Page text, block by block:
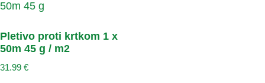
Pletivo proti krtkom 1 x
50m 45 g / m2
31.99 €